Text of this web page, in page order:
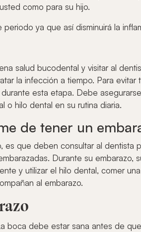
como para su hijo.
ya que así disminuirá la
salud bucodental y visitar al
la infección a tiempo. Para
esta etapa. Debe
o hilo dental en su rutina diaria.
de tener un
que deben consultar al dentista
Durante su embarazo,
y utilizar el hilo dental, comer
al embarazo.
boca debe estar sana antes de